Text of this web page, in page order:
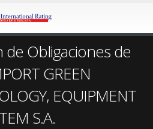
Obligaciones de
GREEN
EQUIPMENT
S.A.